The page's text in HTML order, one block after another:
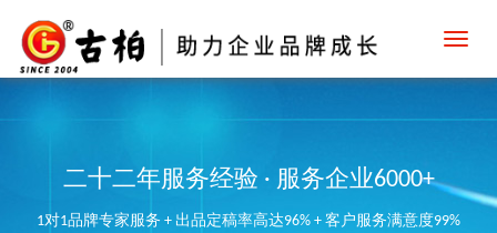
二十二年服务经验 · 服务企业6000+
1对1品牌专家服务 + 出品定稿率高达96% + 客户服务满意度99%